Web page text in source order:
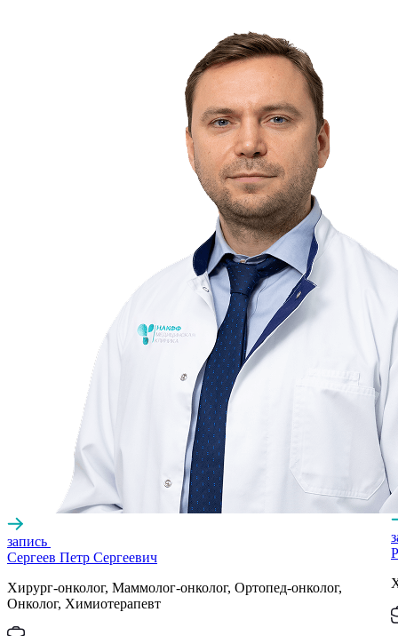
запись
Сергеев Петр Сергеевич
Хирург-онколог, Маммолог-онколог, Ортопед-онколог,
Онколог, Химиотерапевт